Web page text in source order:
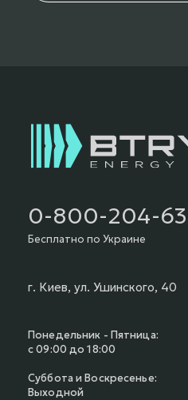
0-800-204-
Бесплатно по Украине
г. Киев, ул. Ушинского, 40
Понедельник - Пятница:
с 09:00 до 18:00
Суббота и Воскресенье:
Выходной